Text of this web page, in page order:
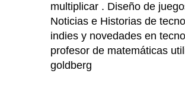
multiplicar . Diseño de
Noticias e Historias de
indies y novedades en
profesor de matemáticas
goldberg